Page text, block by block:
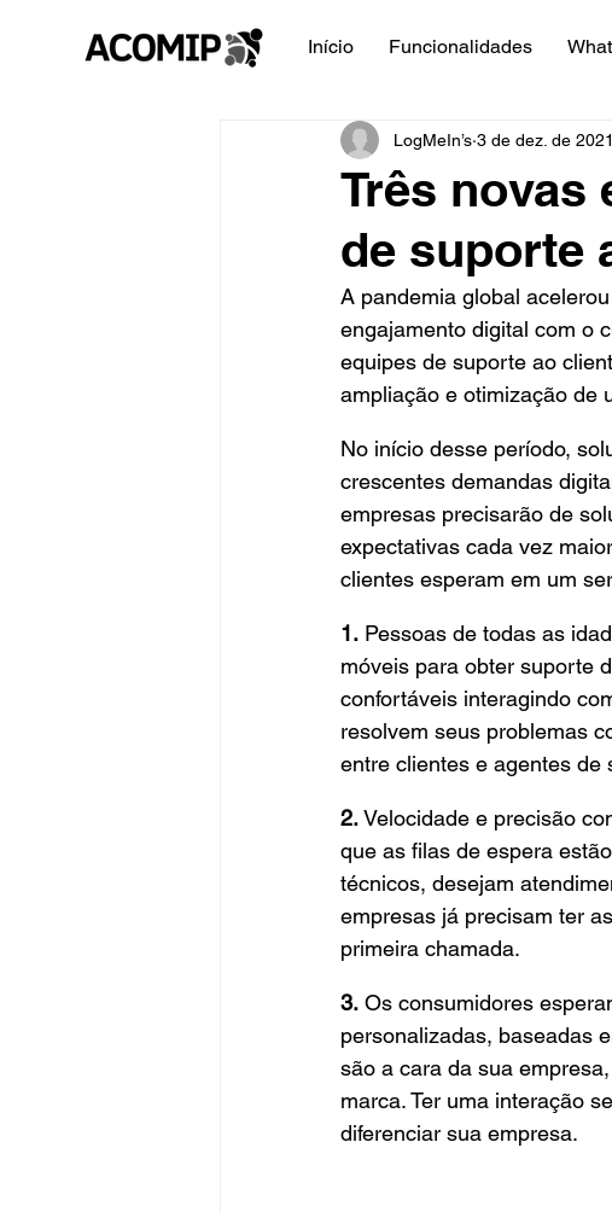
Início Funcionalidades
Três novas
de suporte
LogMeIn’s 3 de dez. de 2021
A pandemia global
engajamento digital com o
equipes de suporte ao
ampliação e otimização de
No início desse período,
crescentes demandas
empresas precisarão de
expectativas cada vez
clientes esperam em um
1. Pessoas de todas as
móveis para obter suporte
confortáveis interagindo
resolvem seus problemas
entre clientes e agentes de
2. Velocidade e precisão
que as filas de espera
técnicos, desejam
empresas já precisam ter
primeira chamada.
3. Os consumidores
personalizadas, baseadas
são a cara da sua
marca. Ter uma interação
diferenciar sua empresa.